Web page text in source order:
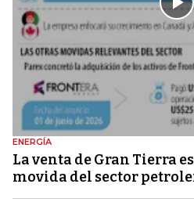
ENERGÍA
La venta de Gran Tierra
movida del sector